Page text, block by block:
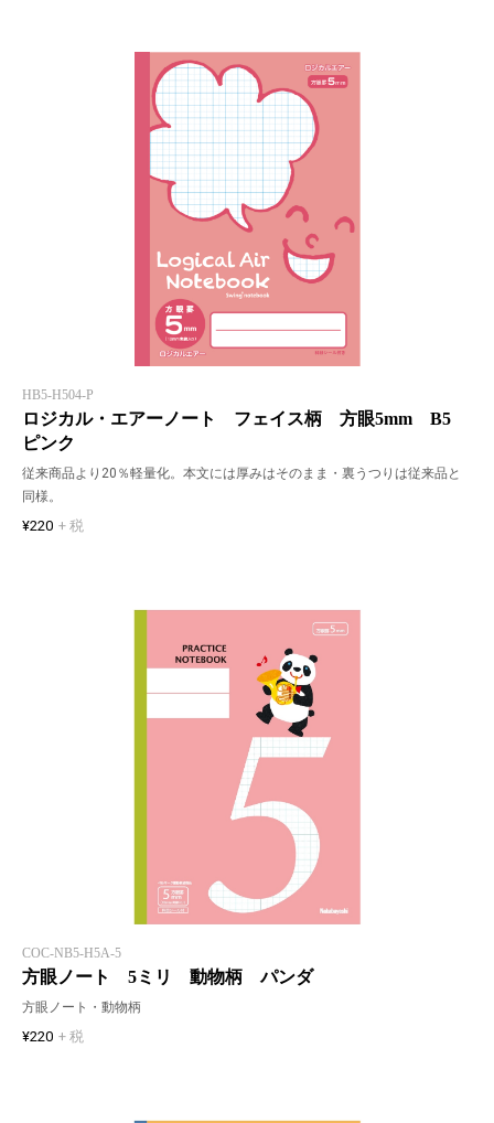
HB5-H504-P
ロジカル・エアーノート フェイス柄 方眼5mm B5
ピンク
従来商品より20％軽量化。本文には厚みはそのまま・裏うつりは従来品と
同様。
¥220 + 税
COC-NB5-H5A-5
方眼ノート 5ミリ 動物柄 パンダ
方眼ノート・動物柄
¥220 + 税